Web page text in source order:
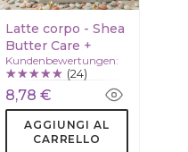
Latte corpo - Shea
Butter Care +
Kundenbewertungen:
(24)
8,78 €
AGGIUNGI AL
CARRELLO